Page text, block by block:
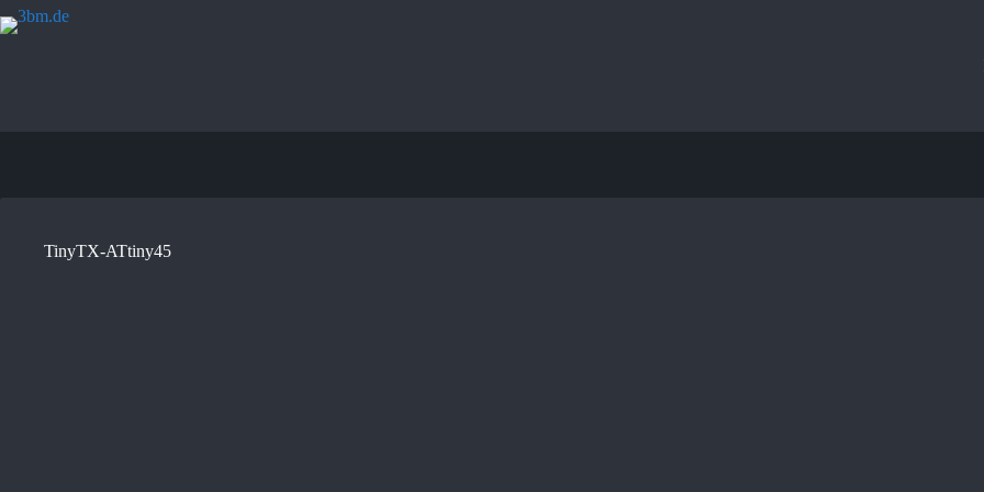
Zum
Inhalt
TinyTX-ATtiny45